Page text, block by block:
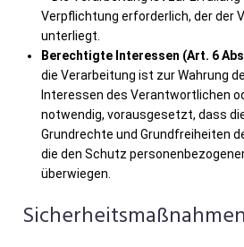
Verpflichtung erforderlich, der der
unterliegt.
Berechtigte Interessen (Art. 6
die Verarbeitung ist zur Wahrung
Interessen des Verantwortlichen
notwendig, vorausgesetzt, dass
Grundrechte und Grundfreiheiten
die den Schutz
überwiegen.
Sicherheitsmaßnahmen